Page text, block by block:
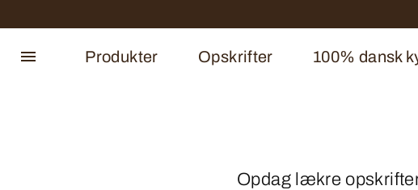
Produkter Opskrifter 100% dansk
Opdag lækre